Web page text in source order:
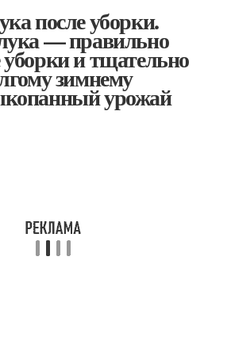
после уборки.
— правильно
и тщательно
зимнему
урожай